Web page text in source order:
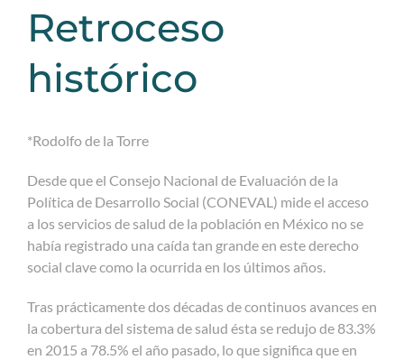
Retroceso
histórico
*Rodolfo de la Torre
Desde que el Consejo Nacional de Evaluación de la
Política de Desarrollo Social (CONEVAL) mide el acceso
a los servicios de salud de la población en México no se
había registrado una caída tan grande en este derecho
social clave como la ocurrida en los últimos años.
Tras prácticamente dos décadas de continuos avances en
la cobertura del sistema de salud ésta se redujo de 83.3%
en 2015 a 78.5% el año pasado, lo que significa que en